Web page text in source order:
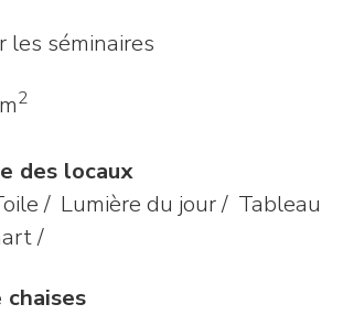
les séminaires
2
des locaux
/ Lumière du jour / Tableau
/
chaises